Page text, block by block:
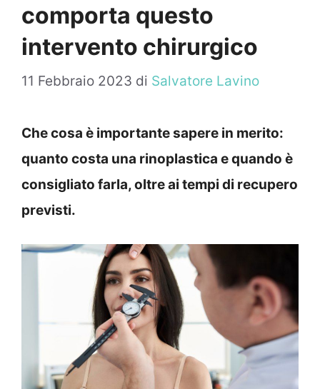
comporta questo
intervento chirurgico
11 Febbraio 2023 di Salvatore Lavino
Che cosa è importante sapere in merito:
quanto costa una rinoplastica e quando è
consigliato farla, oltre ai tempi di recupero
previsti.